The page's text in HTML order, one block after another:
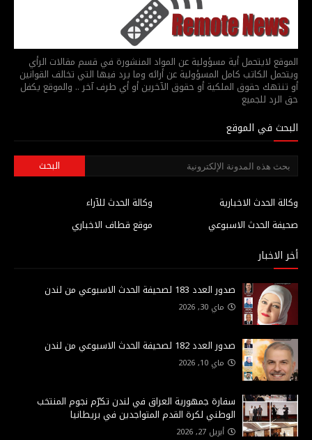
الموقع لايتحمل أية مسؤولية عن المواد المنشورة في قسم مقالات الرأي
ويتحمل الكاتب كامل المسؤولية عن أرائه وما يرد فيها التي تخالف القوانين
أو تنتهك حقوق الملكية أو حقوق الآخرين أو أي طرف آخر .. والموقع يكفل
حق الرد للجميع
البحث في الموقع
وكالة الحدث للآراء
وكالة الحدث الاخبارية
موقع قطاف الاخباري
صحيفة الحدث الاسبوعي
أخر الاخبار
صدور العدد 183 لصحيفة الحدث الاسبوعي من لندن
ماي 30, 2026
صدور العدد 182 لصحيفة الحدث الاسبوعي من لندن
ماي 10, 2026
سفارة جمهورية العراق في لندن تكرّم نجوم المنتخب
الوطني لكرة القدم المتواجدين في بريطانيا
أبريل 27, 2026